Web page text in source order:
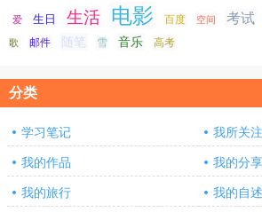
爱 生日 生活 电影 百度 空间 考试
歌 邮件 随笔 雪 音乐 高考
分类
学习笔记 我所关注
我的作品 我的分享
我的旅行 我的自述